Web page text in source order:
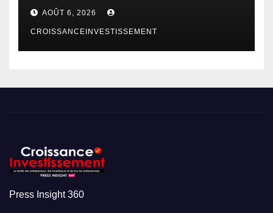
AOÛT 6, 2026
CROISSANCEINVESTISSEMENT
Press Insight 360